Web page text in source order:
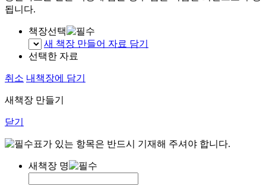
됩니다.
책장선택
새 책장 만들어 자료 담기
선택한 자료
취소 내책장에 담기
새책장 만들기
닫기
표가 있는 항목은 반드시 기재해 주셔야 합니다.
새책장 명